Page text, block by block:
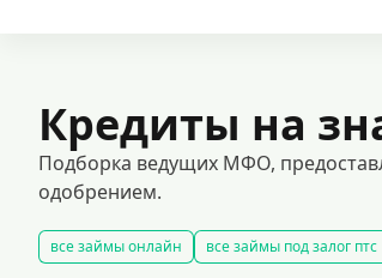
Кредиты на
Подборка ведущих МФО,
одобрением.
все займы онлайн все займы под залог птс